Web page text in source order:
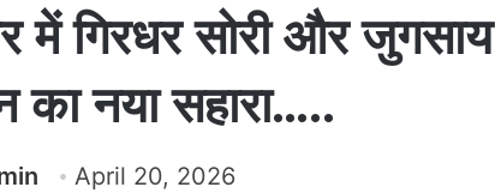
में गिरधर सोरी और जुगसाय
का नया सहारा…..
April 20, 2026